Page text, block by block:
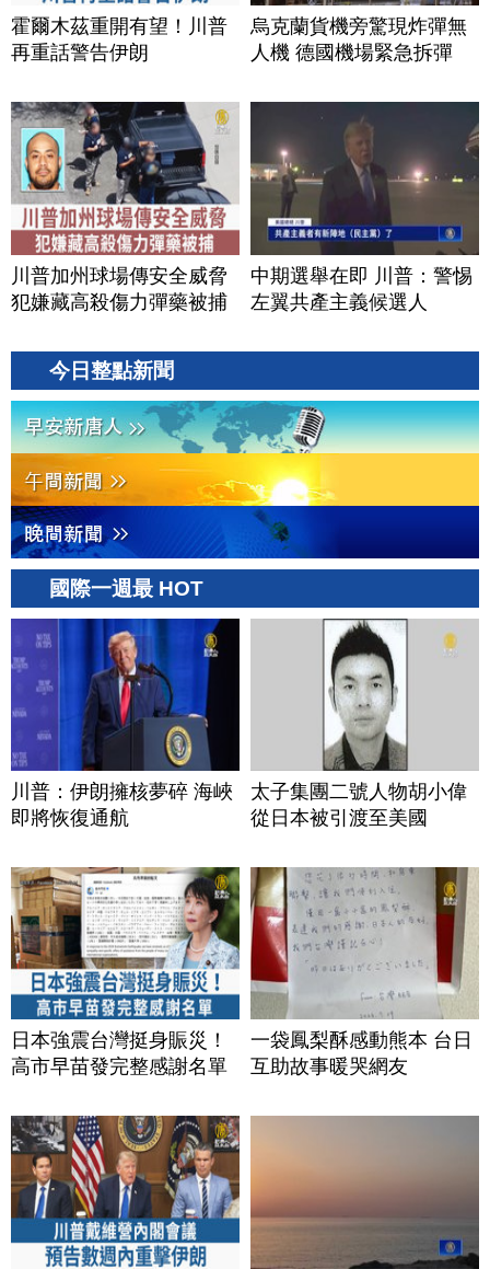
霍爾木茲重開有望！川普
再重話警告伊朗
烏克蘭貨機旁驚現炸彈無
人機 德國機場緊急拆彈
川普加州球場傳安全威脅
犯嫌藏高殺傷力彈藥被捕
中期選舉在即 川普：警惕
左翼共產主義候選人
今日整點新聞
國際一週最 HOT
川普：伊朗擁核夢碎 海峽
即將恢復通航
太子集團二號人物胡小偉
從日本被引渡至美國
日本強震台灣挺身賑災！
高市早苗發完整感謝名單
一袋鳳梨酥感動熊本 台日
互助故事暖哭網友